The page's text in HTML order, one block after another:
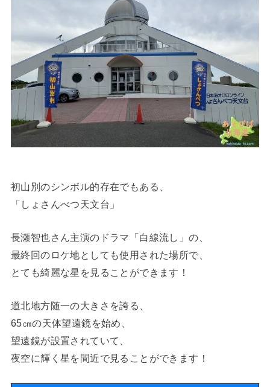
初山別のシンボル的存在でもある、
「しょさんべつ天文台」
長瀬智也さん主演のドラマ「白線流し」の、
最終回のロケ地としても使用された場所で、
とても綺麗な星を見ることができます！
道北地方随一の大きさを誇る、
65㎝の天体望遠鏡を始め、
望遠鏡が設置されていて、
夜空に輝く星を間近で見ることができます！